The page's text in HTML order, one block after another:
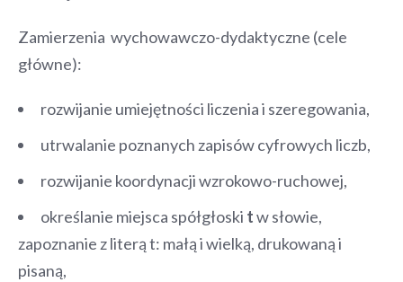
Zamierzenia wychowawczo-dydaktyczne (cele
główne):
rozwijanie umiejętności liczenia i szeregowania,
utrwalanie poznanych zapisów cyfrowych liczb,
rozwijanie koordynacji wzrokowo-ruchowej,
określanie miejsca spółgłoski tw słowie,
zapoznanie z literą t: małą i wielką, drukowaną i
pisaną,